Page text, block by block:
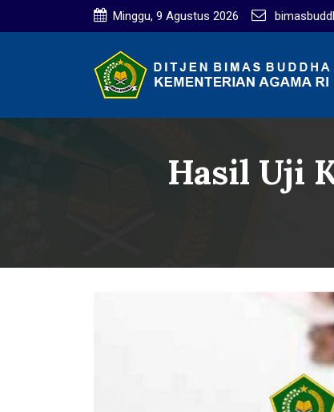
Minggu, 9 Agustus 2026
Hasil Uji